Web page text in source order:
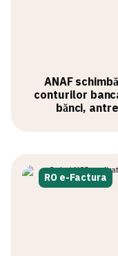
ANAF
conturilor
bănci,
RO e-Factura